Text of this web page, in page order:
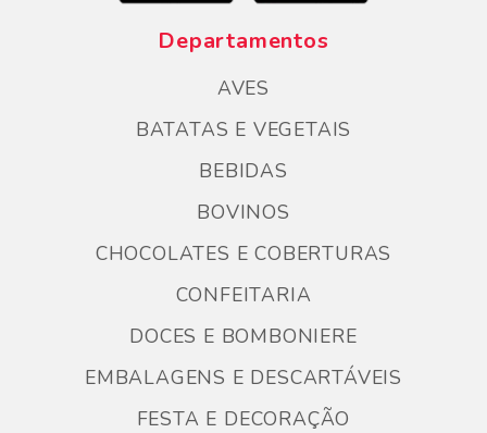
Departamentos
AVES
BATATAS E VEGETAIS
BEBIDAS
BOVINOS
CHOCOLATES E COBERTURAS
CONFEITARIA
DOCES E BOMBONIERE
EMBALAGENS E DESCARTÁVEIS
FESTA E DECORAÇÃO